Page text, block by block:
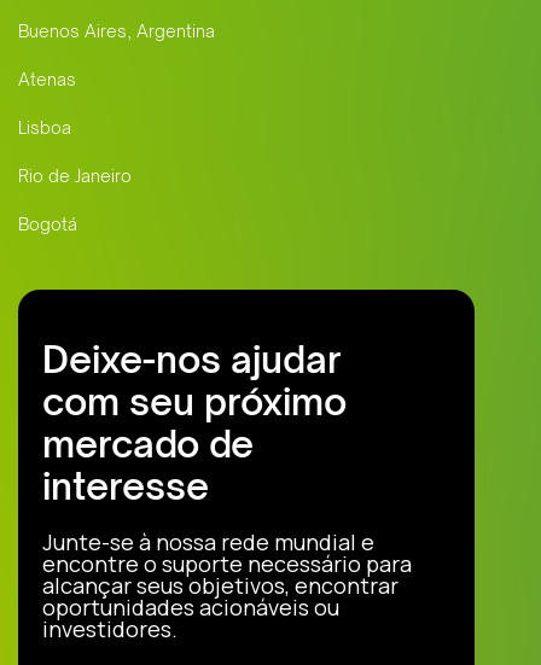
Buenos Aires, Argentina
Atenas
Lisboa
Rio de Janeiro
Bogotá
Deixe-nos ajudar
com seu próximo
mercado de
interesse
Junte-se à nossa rede mundial e
encontre o suporte necessário para
alcançar seus objetivos, encontrar
oportunidades acionáveis ou
investidores.